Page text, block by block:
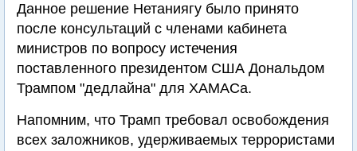
Данное решение Нетаниягу было принято
после консультаций с членами кабинета
министров по вопросу истечения
поставленного президентом США Дональдом
Трампом "дедлайна" для ХАМАСа.
Напомним, что Трамп требовал освобождения
всех заложников, удерживаемых террористами